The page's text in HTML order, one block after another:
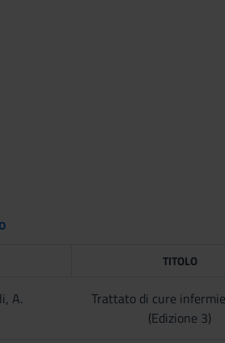
TITOLO
A.
Trattato di cure
(Edizione 3)